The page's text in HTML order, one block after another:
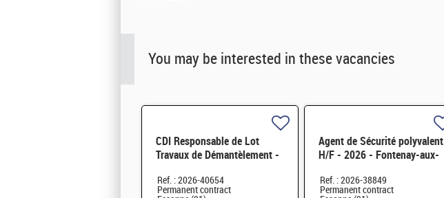
You may be interested in these vacancies
CDI Responsable de Lot
Travaux de Démantèlement -
Ref. : 2026-40654
Permanent contract
Agent de Sécurité polyvalent
H/F - 2026 - Fontenay-aux-
Ref. : 2026-38849
Permanent contract